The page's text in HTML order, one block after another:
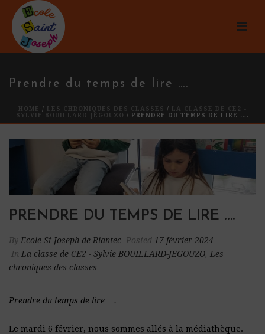
Prendre du temps de lire ….
HOME / LES CHRONIQUES DES CLASSES /
LA CLASSE DE CE2 -
SYLVIE BOUILLARD-JEGOUZO
/ PRENDRE DU TEMPS DE LIRE ….
PRENDRE DU TEMPS DE LIRE ….
By Ecole St Joseph de Riantec Posted 17 février 2024
In La classe de CE2 - Sylvie BOUILLARD-JEGOUZO, Les
chroniques des classes
Prendre du temps de lire ….
Le mardi 6 février, nous sommes allés à la médiathèque.